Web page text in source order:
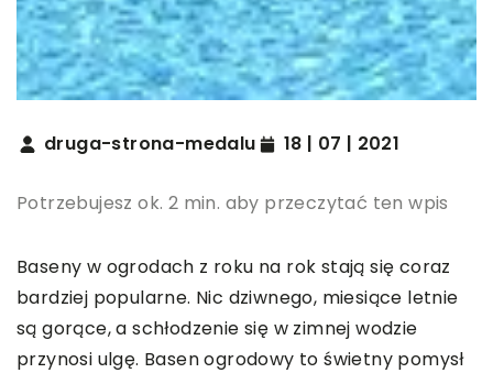
druga-strona-medalu 18 | 07 | 2021
Potrzebujesz ok. 2 min. aby przeczytać ten wpis
Baseny w ogrodach z roku na rok stają się coraz
bardziej popularne. Nic dziwnego, miesiące letnie
są gorące, a schłodzenie się w zimnej wodzie
przynosi ulgę. Basen ogrodowy to świetny pomysł